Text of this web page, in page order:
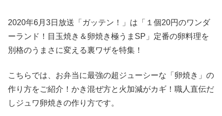
2020年6月3日放送「ガッテン！」は「１個20円のワンダ
ーランド！目玉焼き＆卵焼き極うまSP」定番の卵料理を
別格のうまさに変える裏ワザを特集！
こちらでは、お弁当に最強の超ジューシーな「卵焼き」の
作り方をご紹介！かき混ぜ方と火加減がカギ！職人直伝だ
しジュワ卵焼きの作り方です。